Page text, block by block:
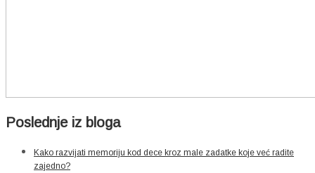
Poslednje iz bloga
Kako razvijati memoriju kod dece kroz male zadatke koje već radite
zajedno?